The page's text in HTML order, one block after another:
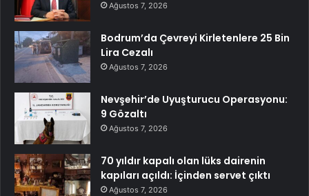
Ağustos 7, 2026
Bodrum’da Çevreyi Kirletenlere 25 Bin
Lira Cezalı
Ağustos 7, 2026
Nevşehir’de Uyuşturucu Operasyonu:
9 Gözaltı
Ağustos 7, 2026
70 yıldır kapalı olan lüks dairenin
kapıları açıldı: İçinden servet çıktı
Ağustos 7, 2026